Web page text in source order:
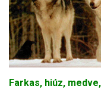
Farkas, hiúz,